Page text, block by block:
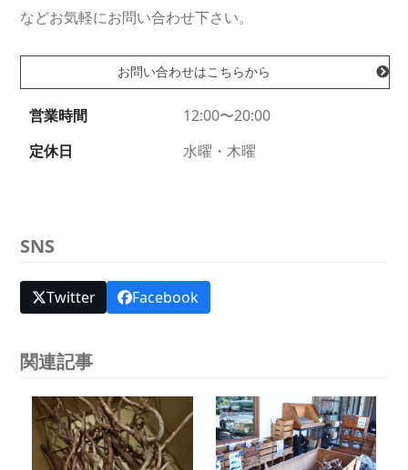
などお気軽にお問い合わせ下さい。
お問い合わせはこちらから
営業時間
12:00〜20:00
定休日
水曜・木曜
SNS
Twitter Facebook
関連記事